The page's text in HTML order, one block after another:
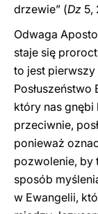
drzewie” (Dz 5,
Odwaga
staje się
to jest
Posłuszeństwo
który nas
przeciwnie,
ponieważ
pozwolenie, by
sposób
w Ewangelii,